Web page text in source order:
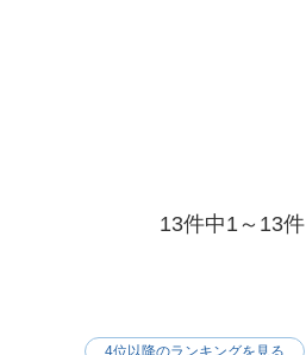
13件中1～13件
4位以降のランキングを見る